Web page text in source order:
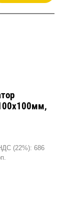
(22%): 686